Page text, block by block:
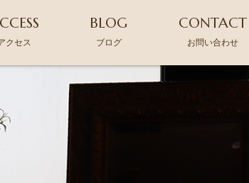
クセス
BLOG
ブログ
CONTACT
お問い合わせ